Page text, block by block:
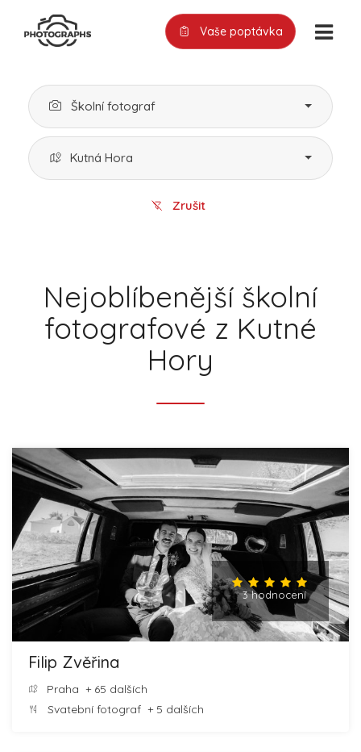
Vaše poptávka
Školní fotograf
Kutná Hora
Zrušit
Nejoblíbenější školní
fotografové z Kutné
Hory
3 hodnocení
Filip Zvěřina
Praha + 65 dalších
Svatební fotograf + 5 dalších